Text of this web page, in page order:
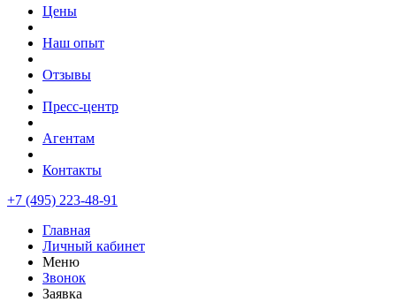
Цены
Наш опыт
Отзывы
Пресс-центр
Агентам
Контакты
+7 (495) 223-48-91
Главная
Личный кабинет
Меню
Звонок
Заявка